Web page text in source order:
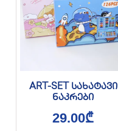
ART-SET სახატავი
ნაკრები
29.00₾